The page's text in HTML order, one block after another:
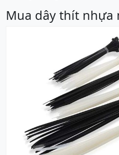
Mua dây thít nhựa